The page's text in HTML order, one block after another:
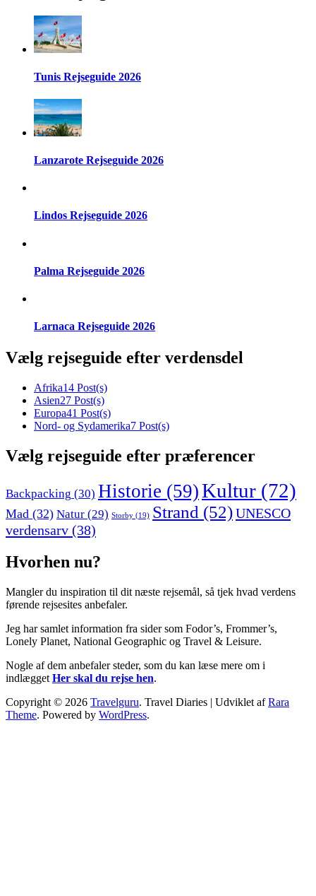
Tunis Rejseguide 2026
Lanzarote Rejseguide 2026
Lindos Rejseguide 2026
Palma Rejseguide 2026
Larnaca Rejseguide 2026
Vælg rejseguide efter verdensdel
Afrika14 Post(s)
Asien27 Post(s)
Europa41 Post(s)
Nord- og Sydamerika7 Post(s)
Vælg rejseguide efter præferencer
Backpacking (30) Historie (59)Kultur (72)
Mad (32) Natur (29) Storby (19) Strand (52)UNESCO
verdensarv (38)
Hvorhen nu?
Mangler du inspiration til dit næste rejsemål, så tjek hvad verdens
førende rejsesites anbefaler.
Jeg har samlet information fra sider som Fodor’s, Frommer’s,
Lonely Planet, National Geographic og Travel & Leisure.
Nogle af dem anbefaler steder, som du kan læse mere om i
indlægget Her skal du rejse hen.
Copyright © 2026 Travelguru. Travel Diaries | Udviklet afRara
Theme. Powered by WordPress.